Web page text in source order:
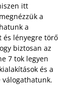
itt
a
a
és lényegre törő
biztosan az
7 tok legyen
és a